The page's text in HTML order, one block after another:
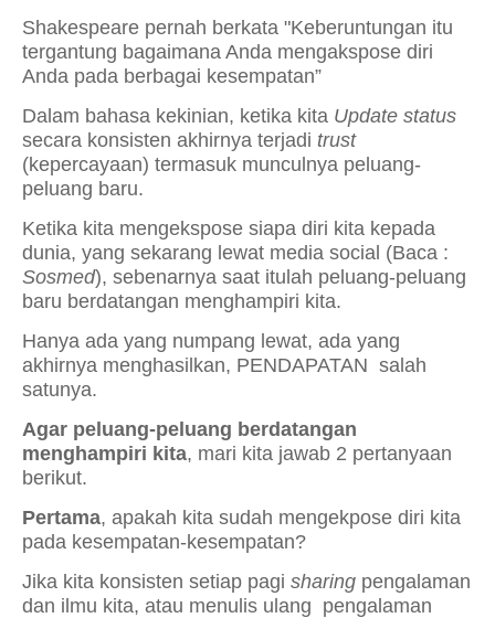
Shakespeare pernah berkata "Keberuntungan itu
tergantung bagaimana Anda mengakspose diri
Anda pada berbagai kesempatan”
Dalam bahasa kekinian, ketika kita Update status
secara konsisten akhirnya terjadi trust
(kepercayaan) termasuk munculnya peluang-
peluang baru.
Ketika kita mengekspose siapa diri kita kepada
dunia, yang sekarang lewat media social (Baca :
Sosmed), sebenarnya saat itulah peluang-peluang
baru berdatangan menghampiri kita.
Hanya ada yang numpang lewat, ada yang
akhirnya menghasilkan, PENDAPATAN salah
satunya.
Agar peluang-peluang berdatangan
menghampiri kita, mari kita jawab 2 pertanyaan
berikut.
Pertama, apakah kita sudah mengekpose diri kita
pada kesempatan-kesempatan?
Jika kita konsisten setiap pagi sharing pengalaman
dan ilmu kita, atau menulis ulang pengalaman